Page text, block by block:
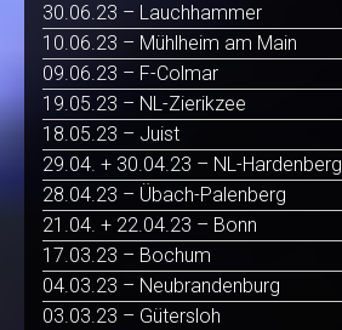
30.06.23 – Lauchhammer
10.06.23 – Mühlheim am Main
09.06.23 – F-Colmar
19.05.23 – NL-Zierikzee
18.05.23 – Juist
29.04. + 30.04.23 – NL-Hardenberg
28.04.23 – Übach-Palenberg
21.04. + 22.04.23 – Bonn
17.03.23 – Bochum
04.03.23 – Neubrandenburg
03.03.23 – Gütersloh